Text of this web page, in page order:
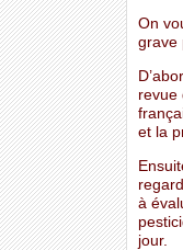
On
grave
revue
et la
à
jour.